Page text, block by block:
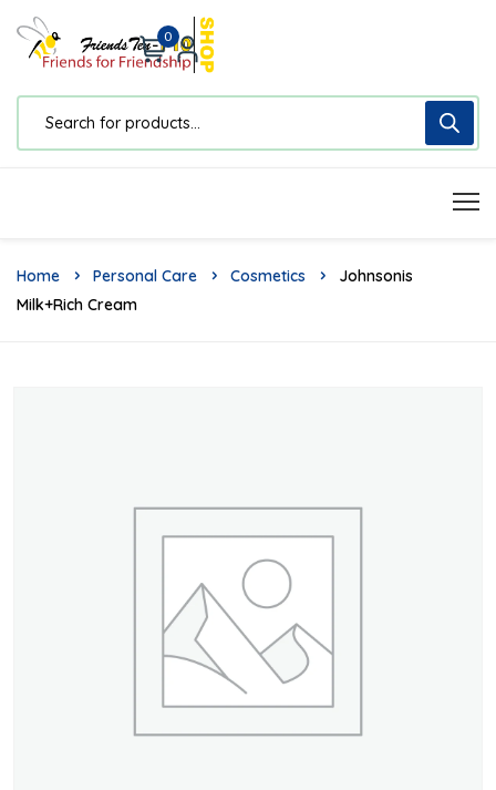
0
Home Personal Care Cosmetics
Johnsonis
Milk+rich Cream